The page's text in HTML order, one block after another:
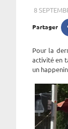
8
Partager
Pour la
activité en
un